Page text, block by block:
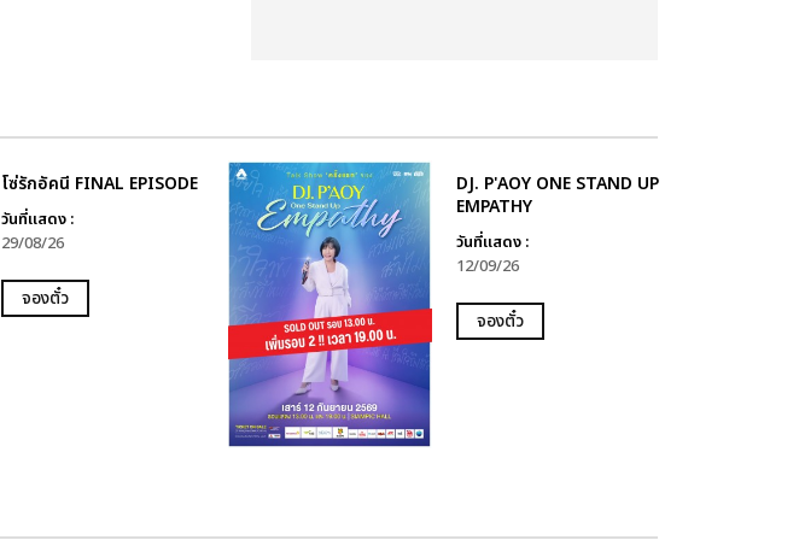
โซ่รักอัคนี FINAL EPISODE
วันที่แสดง :
29/08/26
จองตั๋ว
DJ. P'AOY ONE STAND UP
EMPATHY
วันที่แสดง :
12/09/26
จองตั๋ว